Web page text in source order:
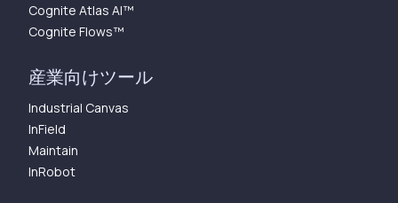
Cognite Atlas AI™︎
Cognite Flows™︎
産業向けツール
Industrial Canvas
InField
Maintain
InRobot